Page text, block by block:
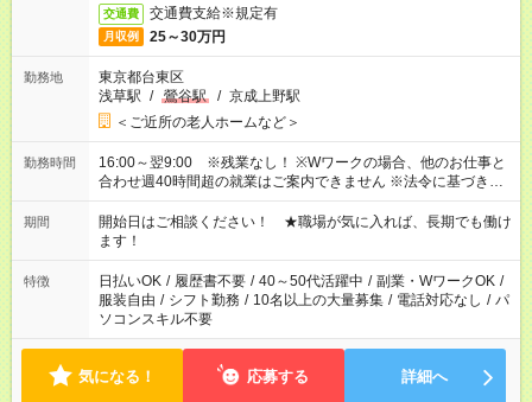
交通費 交通費支給※規定有
月収例 25～30万円
勤務地
東京都台東区
浅草駅 / 鶯谷駅 / 京成上野駅
＜ご近所の老人ホームなど＞
勤務時間
16:00～翌9:00 ※残業なし！ ※Wワークの場合、他のお仕事と
合わせ週40時間超の就業はご案内できません ※法令に基づき、
週20時間以上勤務は社会保険への加入対象となります ※労働者
派遣法（日雇い派遣の原則禁止）により、短時間・短期間の就
業はご案内が難しい場合があります
期間
開始日はご相談ください！ ★職場が気に入れば、長期でも働け
ます！
特徴 日払いOK / 履歴書不要 / 40～50代活躍中 / 副業・WワークOK /
服装自由 / シフト勤務 / 10名以上の大量募集 / 電話対応なし / パ
ソコンスキル不要
気になる！ 応募する 詳細へ